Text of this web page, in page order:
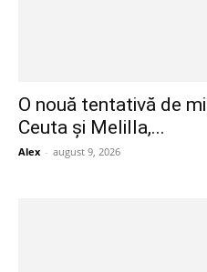
O nouă tentativă de
Ceuta și Melilla,...
Alex - august 9, 2026